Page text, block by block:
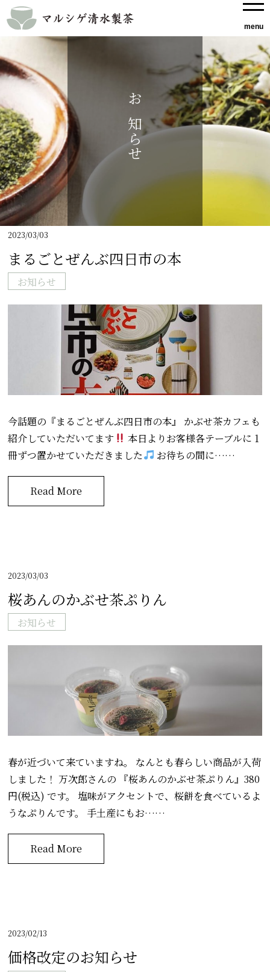
お知らせ
2023/03/03
まるごとぜんぶ四日市の本
お知らせ
今話題の『まるごとぜんぶ四日市の本』 かぶせ茶カフェも
紹介していただいてます
本日よりお客様各テーブルに 1
冊ずつ置かせていただきました
お待ちの間に……
Read More
2023/03/03
桜あんのかぶせ茶ぷりん
お知らせ
春が近づいて来ていますね。 なんとも春らしい商品が入荷
しました！ 万次郎さんの 『桜あんのかぶせ茶ぷりん』380
円(税込) です。 塩味がアクセントで、桜餅を食べているよ
うなぷりんです。 手土産にもお……
Read More
2023/02/13
価格改定のお知らせ